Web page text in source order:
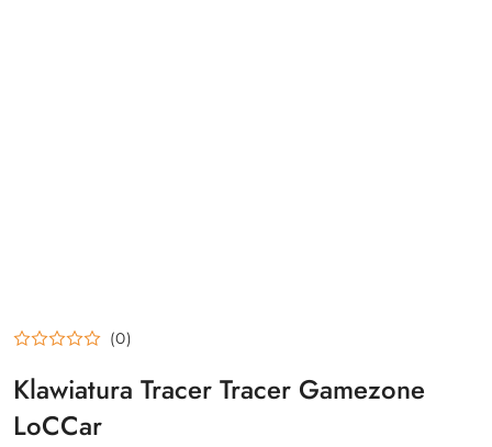
(0)
Klawiatura Tracer Tracer Gamezone
LoCCar